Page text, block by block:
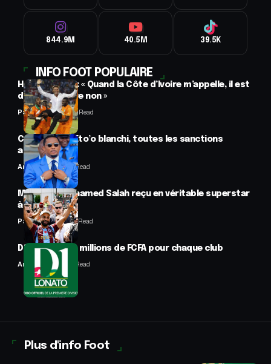
844.9M 40.5M 39.5K
INFO FOOT POPULAIRE
Hervé Renard : « Quand la Côte d’Ivoire m’appelle, il est
difficile de dire non »
Panafrofoot2 Min Read
CAF : Samuel Eto’o blanchi, toutes les sanctions
annulées
Anselme AVI2 Min Read
Mercato : Mohamed Salah reçu en véritable superstar
à Trabzon
Panafrofoot1 Min Read
D1 Lonato : 70 millions de FCFA pour chaque club
Anselme AVI 2 Min Read
Plus d'info Foot